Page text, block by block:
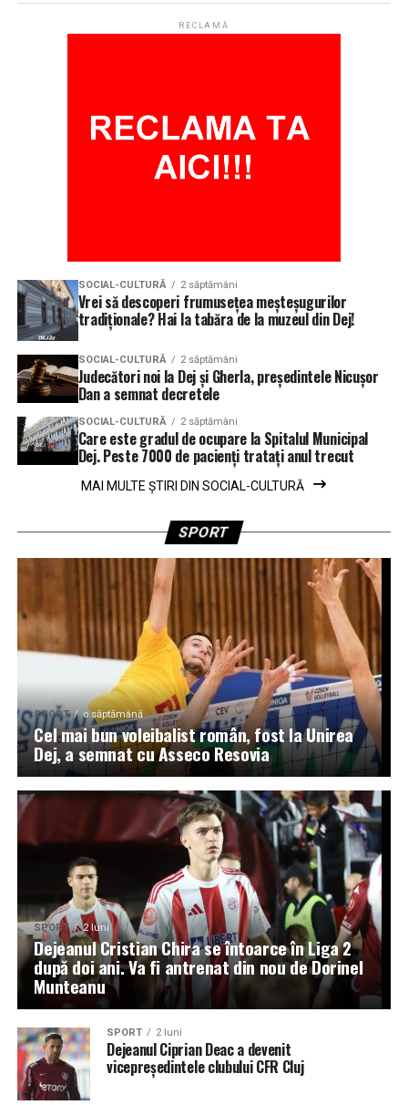
RECLAMĂ
SOCIAL-CULTURĂ 2 săptămâni
Vrei să descoperi frumusețea meșteșugurilor
tradiționale? Hai la tabăra de la muzeul din Dej!
SOCIAL-CULTURĂ 2 săptămâni
Judecători noi la Dej și Gherla, președintele Nicușor
Dan a semnat decretele
SOCIAL-CULTURĂ 2 săptămâni
Care este gradul de ocupare la Spitalul Municipal
Dej. Peste 7000 de pacienți tratați anul trecut
MAI MULTE ȘTIRI DIN SOCIAL-CULTURĂ
SPORT
SPORT o săptămână
Cel mai bun voleibalist român, fost la Unirea
Dej, a semnat cu Asseco Resovia
SPORT 2 luni
Dejeanul Cristian Chira se întoarce în Liga 2
după doi ani. Va fi antrenat din nou de Dorinel
Munteanu
SPORT 2 luni
Dejeanul Ciprian Deac a devenit
vicepreşedintele clubului CFR Cluj